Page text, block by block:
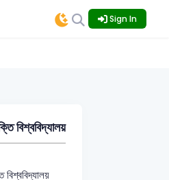
Sign In
বিশ্ববিদ্যালয়
বিশ্ববিদ্যালয়